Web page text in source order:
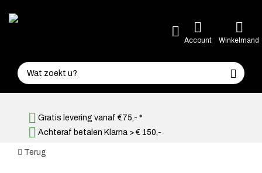
Account Winkelmand
Gratis levering vanaf €75,- *
Achteraf betalen Klarna > € 150,-
Terug